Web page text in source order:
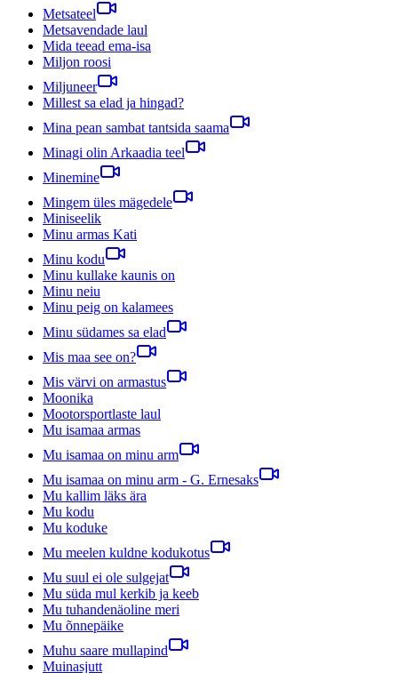
Metsateel
Metsavendade laul
Mida teead ema-isa
Miljon roosi
Miljuneer
Millest sa elad ja hingad?
Mina pean sambat tantsida saama
Minagi olin Arkaadia teel
Minemine
Mingem üles mägedele
Miniseelik
Minu armas Kati
Minu kodu
Minu kullake kaunis on
Minu neiu
Minu peig on kalamees
Minu südames sa elad
Mis maa see on?
Mis värvi on armastus
Moonika
Mootorsportlaste laul
Mu isamaa armas
Mu isamaa on minu arm
Mu isamaa on minu arm - G. Ernesaks
Mu kallim läks ära
Mu kodu
Mu koduke
Mu meelen kuldne kodukotus
Mu suul ei ole sulgejat
Mu süda mul kerkib ja keeb
Mu tuhandenäoline meri
Mu õnnepäike
Muhu saare mullapind
Muinasjutt